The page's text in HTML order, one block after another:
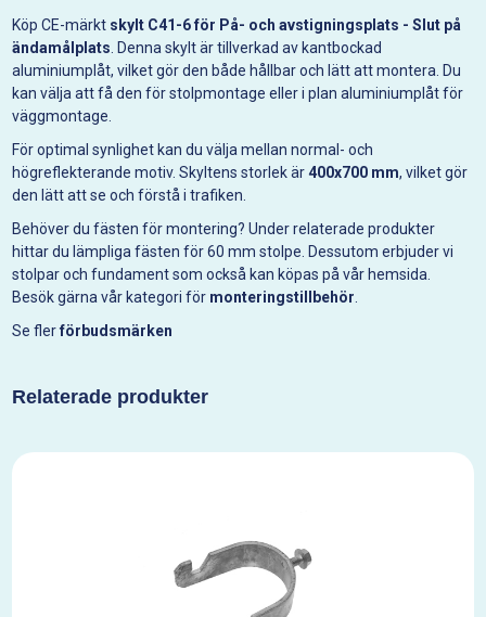
Köp CE-märkt skylt C41-6 för På- och avstigningsplats - Slut på
ändamålplats . Denna skylt är tillverkad av kantbockad
aluminiumplåt, vilket gör den både hållbar och lätt att montera. Du
kan välja att få den för stolpmontage eller i plan aluminiumplåt för
väggmontage.
För optimal synlighet kan du välja mellan normal- och
högreflekterande motiv. Skyltens storlek är400x700 mm, vilket gör
den lätt att se och förstå i trafiken.
Behöver du fästen för montering? Under relaterade produkter
hittar du lämpliga fästen för 60 mm stolpe. Dessutom erbjuder vi
stolpar och fundament som också kan köpas på vår hemsida.
Besök gärna vår kategori för monteringstillbehör
Se flerförbudsmärken
Relaterade produkter